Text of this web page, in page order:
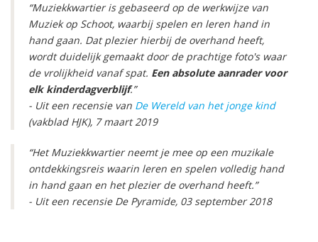
“Muziekkwartier is gebaseerd op de werkwijze van
Muziek op Schoot, waarbij spelen en leren hand in
hand gaan. Dat plezier hierbij de overhand heeft,
wordt duidelijk gemaakt door de prachtige foto's waar
de vrolijkheid vanaf spat. Een absolute aanrader voor
elk kinderdagverblijf.”
- Uit een recensie van De Wereld van het jonge kind
(vakblad HJK), 7 maart 2019
“Het Muziekkwartier neemt je mee op een muzikale
ontdekkingsreis waarin leren en spelen volledig hand
in hand gaan en het plezier de overhand heeft.”
- Uit een recensie De Pyramide, 03 september 2018